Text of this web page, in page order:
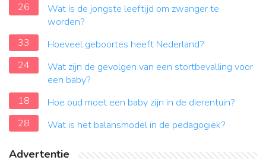
26
Wat is de jongste leeftijd om zwanger te
worden?
33
Hoeveel geboortes heeft Nederland?
24
Wat zijn de gevolgen van een stortbevalling voor
een baby?
18
Hoe oud moet een baby zijn in de dierentuin?
28
Wat is het balansmodel in de pedagogiek?
Advertentie